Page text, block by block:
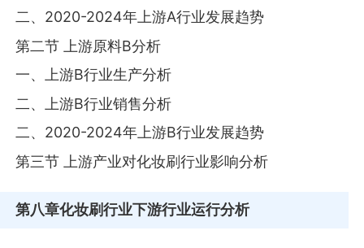
二、2020-2024年上游A行业发展趋势
第二节 上游原料B分析
一、上游B行业生产分析
二、上游B行业销售分析
二、2020-2024年上游B行业发展趋势
第三节 上游产业对化妆刷行业影响分析
第八章化妆刷行业下游行业运行分析